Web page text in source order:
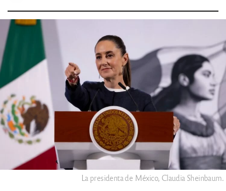
La presidenta de México, Claudia Sheinbaum.